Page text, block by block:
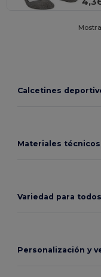
Calcetines
Materiales
Variedad para
Personalización y